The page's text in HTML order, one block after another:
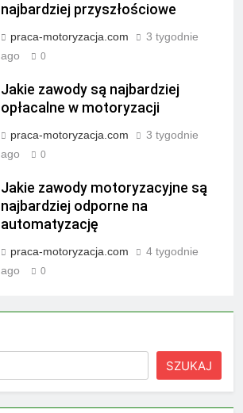
najbardziej przyszłościowe
praca-motoryzacja.com
3 tygodnie
ago
0
Jakie zawody są najbardziej
opłacalne w motoryzacji
praca-motoryzacja.com
3 tygodnie
ago
0
Jakie zawody motoryzacyjne są
najbardziej odporne na
automatyzację
praca-motoryzacja.com
4 tygodnie
ago
0
SZUKAJ